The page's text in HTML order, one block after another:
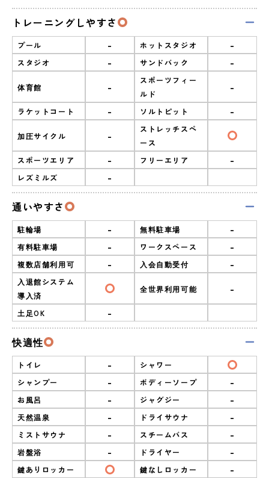
トレーニングしやすさ
プール - ホットスタジオ -
スタジオ - サンドバック -
体育館 -
スポーツフィー
ルド
-
ラケットコート - ソルトピット -
加圧サイクル -
ストレッチスペ
ース
スポーツエリア
- フリーエリア -
レズミルズ -
通いやすさ
駐輪場 - 無料駐車場 -
有料駐車場 - ワークスペース -
複数店舗利用可 - 入会自動受付 -
入退館システム
導入済
全世界利用可能 -
土足OK -
快適性
トイレ -
シャワー
シャンプー
- ボディーソープ -
お風呂 - ジャグジー -
天然温泉 - ドライサウナ -
ミストサウナ - スチームバス -
岩盤浴 - ドライヤー -
鍵ありロッカー 鍵なしロッカー -